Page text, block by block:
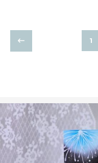
1
Ønsk